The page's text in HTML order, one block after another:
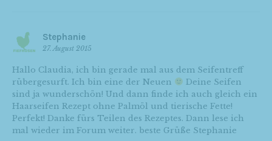
Stephanie
27. August 2015
Hallo Claudia, ich bin gerade mal aus dem Seifentreff
rübergesurft. Ich bin eine der Neuen
Deine Seifen
sind ja wunderschön! Und dann finde ich auch gleich ein
Haarseifen Rezept ohne Palmöl und tierische Fette!
Perfekt! Danke fürs Teilen des Rezeptes. Dann lese ich
mal wieder im Forum weiter. beste Grüße Stephanie